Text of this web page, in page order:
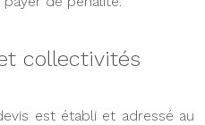
collectivités
est établi et adressé au